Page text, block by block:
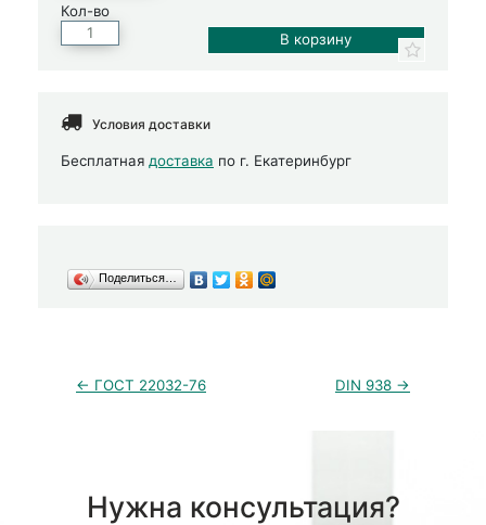
Кол-во
Условия доставки
Бесплатная доставка по г. Екатеринбург
Поделиться…
← ГОСТ 22032-76 DIN 938 →
Нужна консультация?